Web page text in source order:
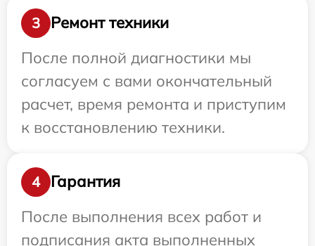
3
Ремонт техники
После полной диагностики мы
согласуем с вами окончательный
расчет, время ремонта и приступим
к восстановлению техники.
4
Гарантия
После выполнения всех работ и
подписания акта выполненных